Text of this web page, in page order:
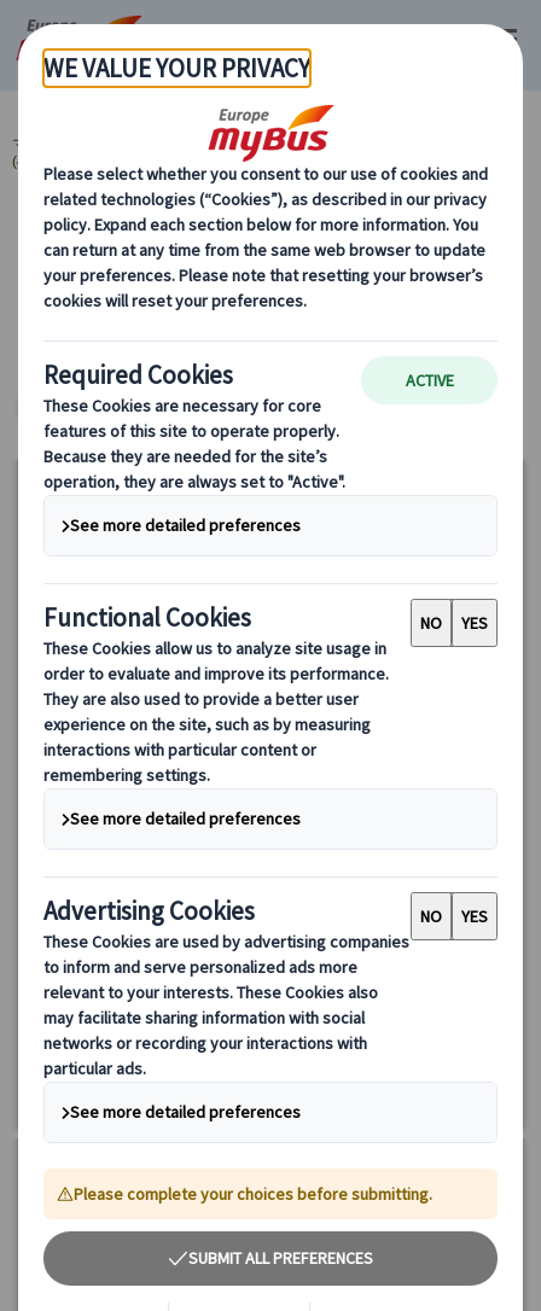
マイバス・ヨーロッパ イギリス (48) ロンドン (48)
(40)
カテゴリーから探す
ツアータイプ 1日観光(終日) ヨーロッパ・プ
ヨーロッパ・プライベートツアー
日本語アシスタント付き！自由に巡るロンドン散策＆ショッピ
ングプライベートツアー
利用で移動も安心、旅行初心者にも最適なプライベートツアーで
42.00 GBP
5.0 (5件)
毎日(12/25を除く)
【半日プラン】約4時間 【1日プラン】約8時間